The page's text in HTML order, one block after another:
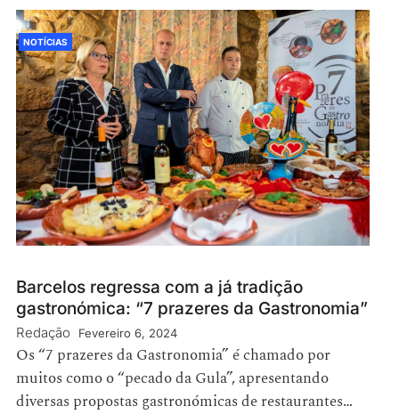
NOTÍCIAS
Barcelos regressa com a já tradição
gastronómica: “7 prazeres da Gastronomia”
Redação Fevereiro 6, 2024
Os “7 prazeres da Gastronomia” é chamado por
muitos como o “pecado da Gula”, apresentando
diversas propostas gastronómicas de restaurantes…